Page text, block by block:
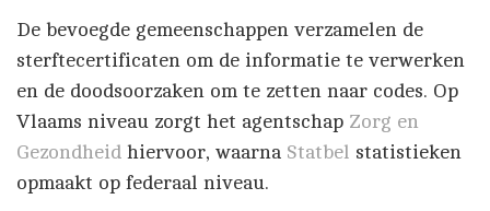
De bevoegde gemeenschappen verzamelen de
sterftecertificaten om de informatie te verwerken
en de doodsoorzaken om te zetten naar codes. Op
Vlaams niveau zorgt het agentschap Zorg en
Gezondheid hiervoor, waarna Statbel statistieken
opmaakt op federaal niveau.